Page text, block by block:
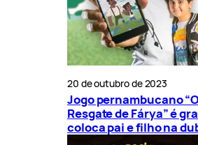
20 de outubro de 2023
Jogo pernambucano “O
Resgate de Fárya” é
coloca pai e filho na